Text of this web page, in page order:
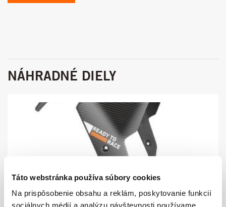
Táto webstránka používa súbory cookies
Na prispôsobenie obsahu a reklám, poskytovanie funkcií
sociálnych médií a analýzu návštevnosti používame
NÁHRADNÉ DIELY
284.13
KOTFLÜGEL CARBON KPL.